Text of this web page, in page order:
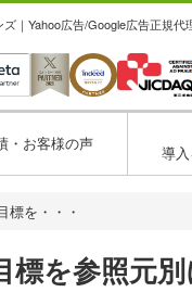
｜Yahoo広告/Google広告正規代
・お客様の声
導
標を・・・
を参照元